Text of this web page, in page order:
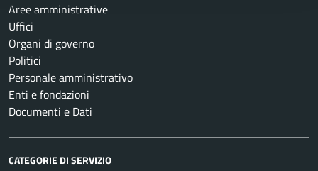
Aree amministrative
Uffici
Organi di governo
Politici
Personale amministrativo
Enti e fondazioni
Documenti e Dati
CATEGORIE DI SERVIZIO